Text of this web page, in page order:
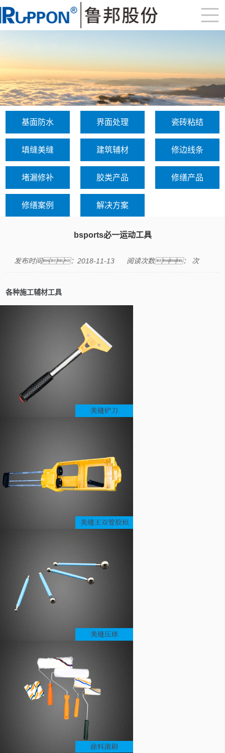
基面防水 界面处理 瓷砖粘结
填缝美缝 建筑辅材 修边线条
堵漏修补 胶类产品 修缮产品
修缮案例 解决方案
bsports必一运动工具
发布时间：2018-11-13 阅读次数： 次
各种施工辅材工具